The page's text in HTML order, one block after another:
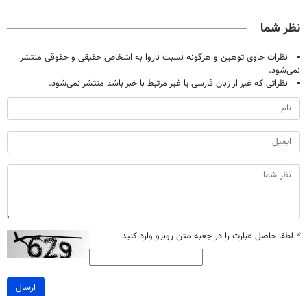
نظر شما
نظرات حاوی توهین و هرگونه نسبت ناروا به اشخاص حقیقی و حقوقی منتشر
نمی‌شود.
نظراتی که غیر از زبان فارسی یا غیر مرتبط با خبر باشد منتشر نمی‌شود.
* لطفا حاصل عبارت را در جعبه متن روبرو وارد کنید
ارسال